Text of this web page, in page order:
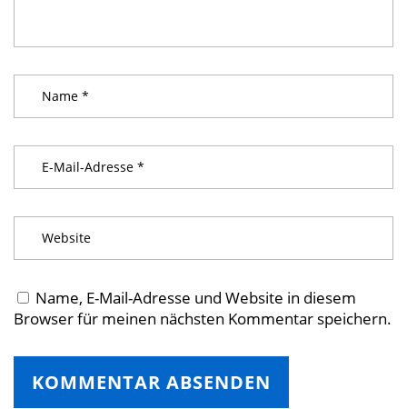
Name, E-Mail-Adresse und Website in diesem
Browser für meinen nächsten Kommentar speichern.